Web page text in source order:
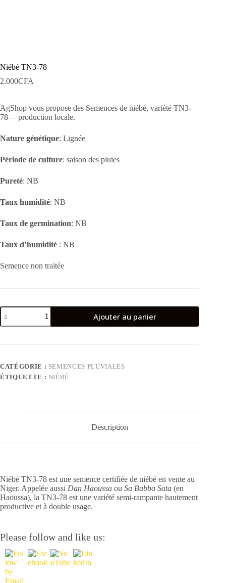
Niébé TN3-78
2.000CFA
AgShop vous propose des Semences de niébé, variété TN3-
78— production locale.
Nature génétique: Lignée
Période de culture: saison des pluies
Pureté: NB
Taux humidité: NB
Taux de germination: NB
Taux d’humidité : NB
Semence non traitée
quantité
de
Niébé
Ajouter au panier
CATÉGORIE : SEMENCES PLUVIALES
ÉTIQUETTE : NIÉBÉ
Description
Niébé TN3-78 est une semence certifiée de niébé en vente au
Niger. Appelée aussi Dan Haoussa ou Sa Babba Sata (en
Haoussa), la TN3-78 est une variété semi-rampante hautement
productive et à double usage.
Please follow and like us: